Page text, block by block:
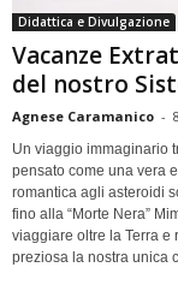
Didattica e Divulgazione
Vacanze
del nostro
Agnese Caramanico -
Un viaggio immaginario
pensato come una vera
romantica agli asteroidi
fino alla “Morte Nera”
viaggiare oltre la Terra e
preziosa la nostra unica